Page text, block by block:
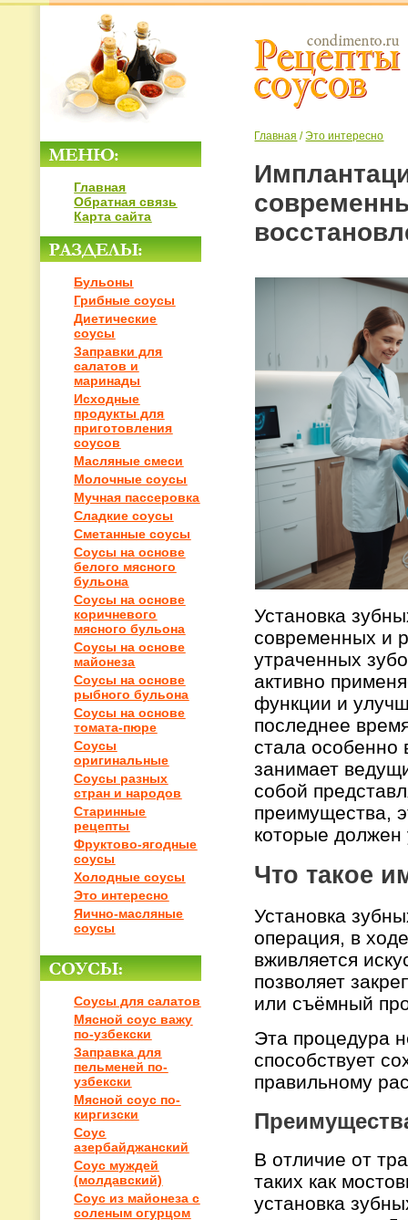
Главная
Обратная связь
Карта сайта
Бульоны
Грибные соусы
Диетические
соусы
Заправки для
салатов и
маринады
Исходные
продукты для
приготовления
соусов
Масляные смеси
Молочные соусы
Мучная пассеровка
Сладкие соусы
Сметанные соусы
Соусы на основе
белого мясного
бульона
Соусы на основе
коричневого
мясного бульона
Соусы на основе
майонеза
Соусы на основе
рыбного бульона
Соусы на основе
томата-пюре
Соусы
оригинальные
Соусы разных
стран и народов
Старинные
рецепты
Фруктово-ягодные
соусы
Холодные соусы
Это интересно
Яично-масляные
соусы
Соусы для салатов
Мясной соус важу
по-узбекски
Заправка для
пельменей по-
узбекски
Мясной соус по-
киргизски
Соус
азербайджанский
Соус муждей
(молдавский)
Соус из майонеза с
соленым огурцом
Главная /Это интересно
Установка
современных и
утраченных
активно
функции и
последнее
стала особенно
занимает
собой
преимущества,
которые должен
Что такое
Установка
операция, в
вживляется
позволяет
или съёмный
Эта процедура
способствует
правильному
В отличие от
таких как
установка